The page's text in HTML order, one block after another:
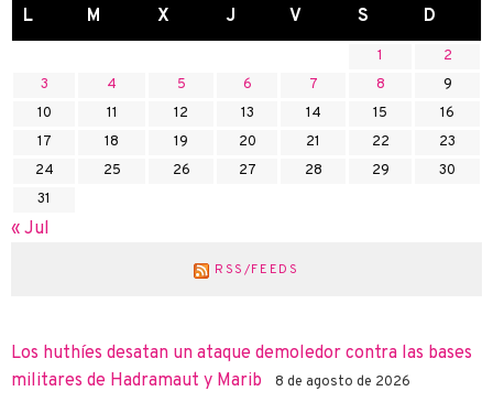
L M X J V S D
1
2
3
4 5 6 7 8
9
10
11 12 13 14 15
16
17
18 19 20 21 22
23
24
25 26 27 28 29
30
31
« Jul
RSS/FEEDS
Los huthíes desatan un ataque demoledor contra las bases
militares de Hadramaut y Marib
8 de agosto de 2026